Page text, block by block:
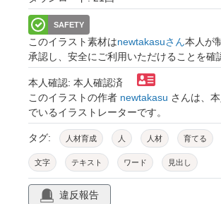
SAFETY
このイラスト素材はnewtakasuさん本人が
承認し、安全にご利用いただけることを確
本人確認: 本人確認済
このイラストの作者 newtakasu さんは、
でいるイラストレーターです。
タグ: 人材育成 人 人材 育てる
文字 テキスト ワード 見出し
タイトル アイコン
違反報告